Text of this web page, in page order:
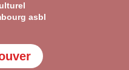
asbl